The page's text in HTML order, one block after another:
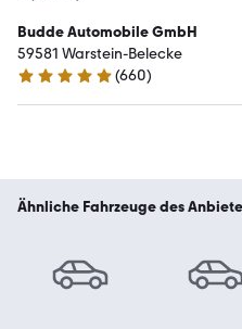
Budde Automobile GmbH
59581 Warstein-Belecke
4.8 Sterne
(660)
Ähnliche Fahrzeuge des